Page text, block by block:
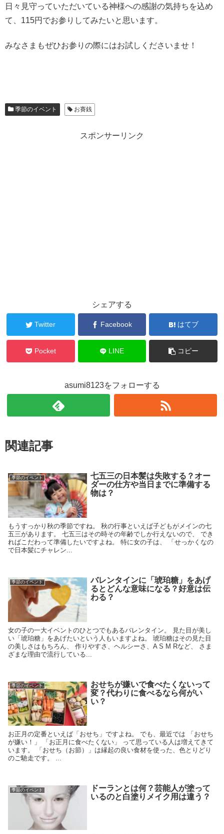
日々見守っていただいている神様への感謝の気持ちを込め
て、115円でお参りしてみたいと思います。
みなさまもぜひお参りの際にはお試しくださいませ！
季節のイベント お賽銭
スポンサーリンク
シェアする
Twitter Facebook はてブ
Pocket LINE コピー
asumi8123をフォローする
関連記事
季節のイベント
七五三の日本髪は失敗する？オー
ダーの仕方や当日までに準備する
物は？
もうすっかり秋の季節ですね。 秋の行事といえば子どもがメインの七
五三があります。 七五三はその時その年齢でしか行えないので、 でき
ればこだわって準備したいですよね。 特に女の子は、 「せっかくなの
で日本髪にチャレン...
季節のイベント
バレンタインに「琥珀糖」をあげ
るとどんな意味になる？好意は伝
わる？
女の子の一大イベントのひとつでもあるバレンタイン。 見た目が美し
い「琥珀糖」をあげたいという人もいますよね。 琥珀糖はその見た目
の美しさはもちろん、 作りやすさ、ヘルシーさ、A S M Rなど、 さま
ざまな理由で流行している...
季節のイベント
おせちが嫌いで食べたくないって
変？代わりに食べるなら何がい
い？
お正月の定番といえば「おせち」ですよね。 でも、最近では 「おせち
が嫌い！」 「お正月に食べたくない」 って思っている人は増えてきて
います。 「おせち（お節）」は縁起の良い食材を使った、色とりどり
のご馳走です。 ...
季節のイベント
ドーランとは何？芸能人が塗って
いるのと白塗りメイク用は違う？